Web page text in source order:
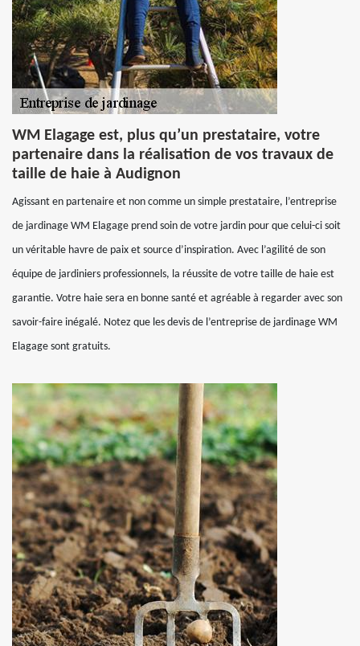
WM Elagage est, plus qu’un prestataire, votre
partenaire dans la réalisation de vos travaux de
taille de haie à Audignon
Agissant en partenaire et non comme un simple prestataire, l’entreprise
de jardinage WM Elagage prend soin de votre jardin pour que celui-ci soit
un véritable havre de paix et source d’inspiration. Avec l’agilité de son
équipe de jardiniers professionnels, la réussite de votre taille de haie est
garantie. Votre haie sera en bonne santé et agréable à regarder avec son
savoir-faire inégalé. Notez que les devis de l’entreprise de jardinage WM
Elagage sont gratuits.